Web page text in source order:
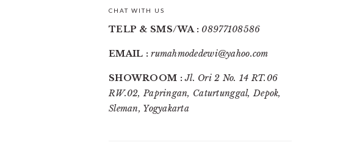
CHAT WITH US
TELP & SMS/WA : 08977108586
EMAIL :rumahmodedewi@yahoo.com
SHOWROOM :Jl. Ori 2 No. 14 RT.06
RW.02, Papringan, Caturtunggal, Depok,
Sleman, Yogyakarta